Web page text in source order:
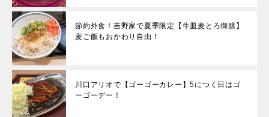
節約外食！吉野家で夏季限定【牛皿麦とろ御膳】
麦ご飯もおかわり自由！
川口アリオで【ゴーゴーカレー】5につく日はゴ
ーゴーデー！